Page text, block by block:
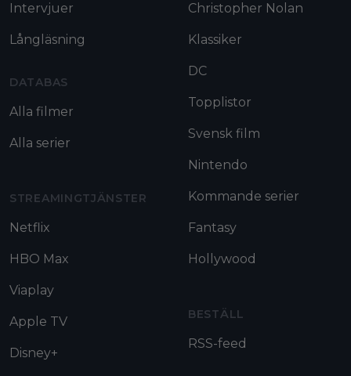
Intervjuer
Långläsning
DATABAS
Alla filmer
Alla serier
STREAMINGTJÄNSTER
Netflix
HBO Max
Viaplay
Apple TV
Disney+
Christopher Nolan
Klassiker
DC
Topplistor
Svensk film
Nintendo
Kommande serier
Fantasy
Hollywood
BESTÄLL
RSS-feed